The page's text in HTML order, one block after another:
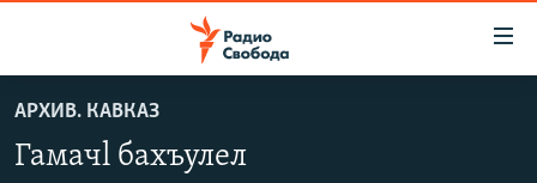
упрощенного
доступа
ПОДКАСТЫ
АРХИВ. КАВКАЗ
Гамачl бахъулел